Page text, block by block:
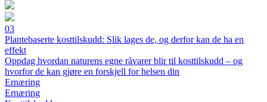
03
Plantebaserte kosttilskudd: Slik lages de, og derfor kan de ha en
effekt
Oppdag hvordan naturens egne råvarer blir til kosttilskudd – og
hvorfor de kan gjøre en forskjell for helsen din
Ernæring
Ernæring